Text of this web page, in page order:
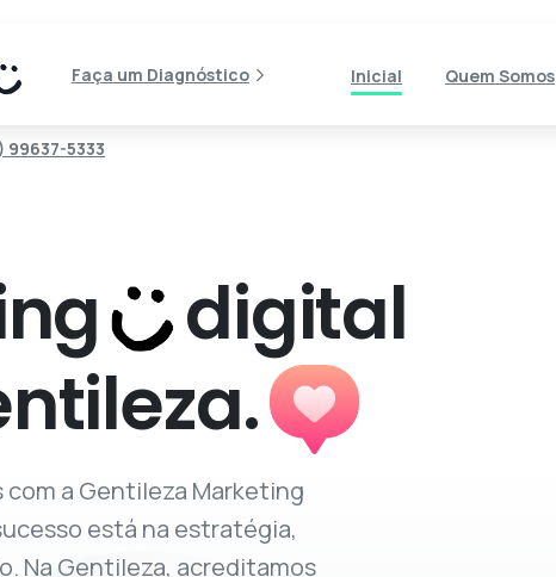
Faça um Diagnóstico Inicial Quem Somos
99637-5333
digital
a Gentileza Marketing
está na estratégia,
Na Gentileza, acreditamos